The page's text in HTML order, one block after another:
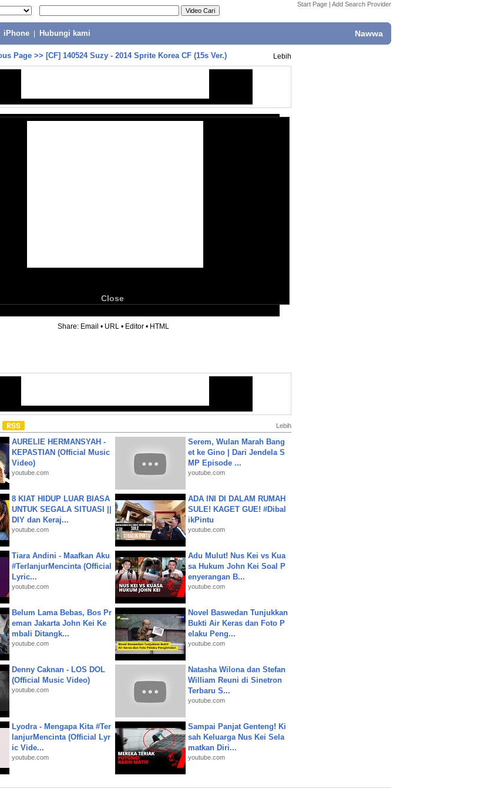
Start Page | Add Search Provider
iPhone Hubungi kami Nawwa
Page >> [CF] 140524 Suzy - 2014 Sprite Korea CF (15s Ver.) Lebih
Close
Share: Email • URL • Editor • HTML
Lebih
AURELIE HERMANSYAH -
KEPASTIAN (Official Music
Video)
youtube.com
Serem, Wulan Marah Bang
et ke Gino | Dari Jendela S
MP Episode ...
youtube.com
8 KIAT HIDUP LUAR BIASA
UNTUK SEGALA SITUASI ||
DIY dan Keraj...
youtube.com
ADA INI DI DALAM RUMAH
SULE! KAGET GUE! #Dibal
ikPintu
youtube.com
Tiara Andini - Maafkan Aku
#TerlanjurMencinta (Official
Lyric...
youtube.com
Adu Mulut! Nus Kei vs Kua
sa Hukum John Kei Soal P
enyerangan B...
youtube.com
Belum Lama Bebas, Bos Pr
eman Jakarta John Kei Ke
mbali Ditangk...
youtube.com
Novel Baswedan Tunjukkan
Bukti Air Keras dan Foto P
elaku Peng...
youtube.com
Denny Caknan - LOS DOL
(Official Music Video)
youtube.com
Natasha Wilona dan Stefan
William Reuni di Sinetron
Terbaru S...
youtube.com
Lyodra - Mengapa Kita #Ter
lanjurMencinta (Official Lyr
ic Vide...
youtube.com
Sampai Panjat Genteng! Ki
sah Keluarga Nus Kei Sela
matkan Diri...
youtube.com